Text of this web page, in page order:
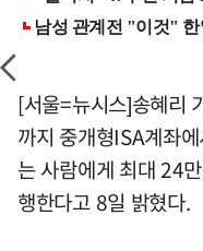
[서울=뉴시스]송혜리
까지 중개형ISA계좌
는 사람에게 최대 24
행한다고 8일 밝혔다.